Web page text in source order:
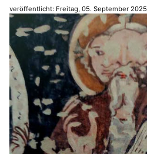
veröffentlicht: Freitag, 05. September 2025